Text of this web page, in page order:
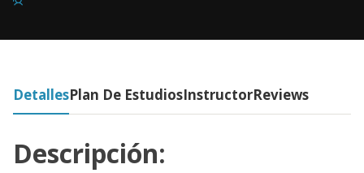
DetallesPlan De EstudiosInstructorReviews
Descripción: